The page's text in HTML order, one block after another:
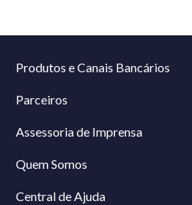
Produtos e Canais Bancários
Parceiros
Assessoria de Imprensa
Quem Somos
Central de Ajuda